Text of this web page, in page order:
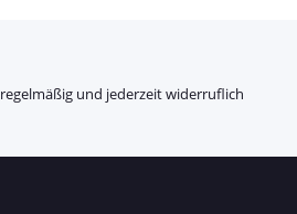
regelmäßig und jederzeit widerruflich